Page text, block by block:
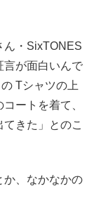
ん・SixTONES
言が面白いんで
Tシャツの上
ートを着て、
てきた」とのこ
か、なかなかの